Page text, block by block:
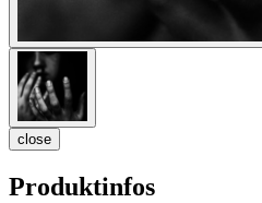
close
Produktinfos